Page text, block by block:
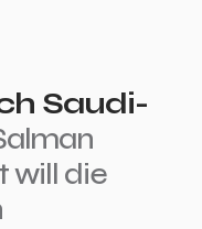
Saudi-
will die